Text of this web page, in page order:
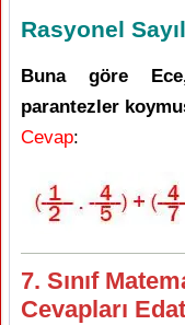
Rasyonel
Buna göre
parantezler
Cevap:
7. Sınıf
Cevapları